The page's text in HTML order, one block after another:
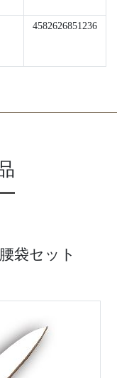
4582626851236
袋セット